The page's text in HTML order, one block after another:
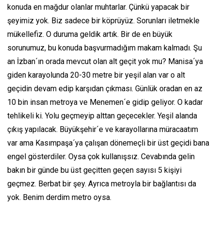
konuda en mağdur olanlar muhtarlar. Çünkü yapacak bir
şeyimiz yok. Biz sadece bir köprüyüz. Sorunları iletmekle
mükellefiz. O duruma geldik artık. Bir de en büyük
sorunumuz, bu konuda başvurmadığım makam kalmadı. Şu
an İzban´ın orada mevcut olan alt geçit yok mu? Manisa´ya
giden karayolunda 20-30 metre bir yeşil alan var o alt
geçidin devam edip karşıdan çıkması. Günlük oradan en az
10 bin insan metroya ve Menemen´e gidip geliyor. O kadar
tehlikeli ki. Yolu geçmeyip alttan geçecekler. Yeşil alanda
çıkış yapılacak. Büyükşehir´e ve karayollarına müracaatım
var ama Kasımpaşa´ya çalışan dönemeçli bir üst geçidi bana
engel gösterdiler. Oysa çok kullanışsız. Cevabında gelin
bakın bir günde bu üst geçitten geçen sayısı 5 kişiyi
geçmez. Berbat bir şey. Ayrıca metroyla bir bağlantısı da
yok. Benim derdim metro oysa.